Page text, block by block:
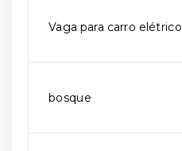
Vaga para carro elétrico
bosque